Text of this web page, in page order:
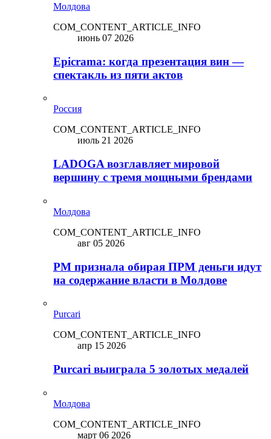
Молдова
COM_CONTENT_ARTICLE_INFO
июнь 07 2026
Epicrama: когда презентация вин —
спектакль из пяти актов
Россия
COM_CONTENT_ARTICLE_INFO
июль 21 2026
LADOGA возглавляет мировой
вершину с тремя мощными брендами
Молдова
COM_CONTENT_ARTICLE_INFO
авг 05 2026
PM признала обирая ПРМ деньги идут
на содержание власти в Молдове
Purcari
COM_CONTENT_ARTICLE_INFO
апр 15 2026
Purcari выиграла 5 золотых медалей
Молдова
COM_CONTENT_ARTICLE_INFO
март 06 2026